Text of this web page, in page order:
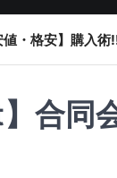
・格安】購入
】合